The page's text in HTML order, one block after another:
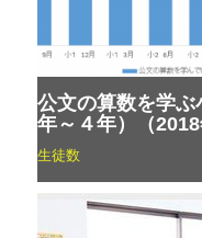
公文の算数を学ぶ
年～４年）（2018
生徒数